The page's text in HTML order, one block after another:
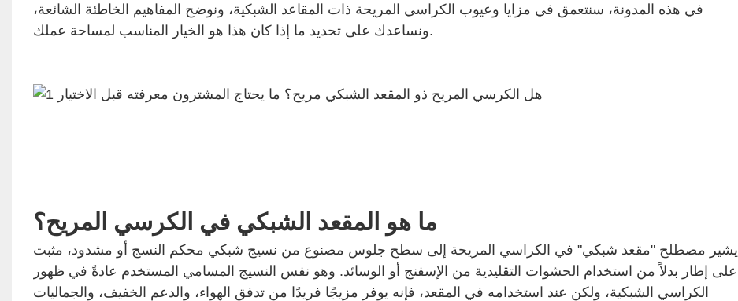
في هذه المدونة، سنتعمق في مزايا وعيوب الكراسي المريحة ذات المقاعد الشبكية، ونوضح المفاهيم الخاطئة الشائعة،
ونساعدك على تحديد ما إذا كان هذا هو الخيار المناسب لمساحة عملك.
ما هو المقعد الشبكي في الكرسي المريح؟
يشير مصطلح "مقعد شبكي" في الكراسي المريحة إلى سطح جلوس مصنوع من نسيج شبكي محكم النسج أو مشدود، مثبت
على إطار بدلاً من استخدام الحشوات التقليدية من الإسفنج أو الوسائد. وهو نفس النسيج المسامي المستخدم عادةً في ظهور
الكراسي الشبكية، ولكن عند استخدامه في المقعد، فإنه يوفر مزيجًا فريدًا من تدفق الهواء، والدعم الخفيف، والجماليات